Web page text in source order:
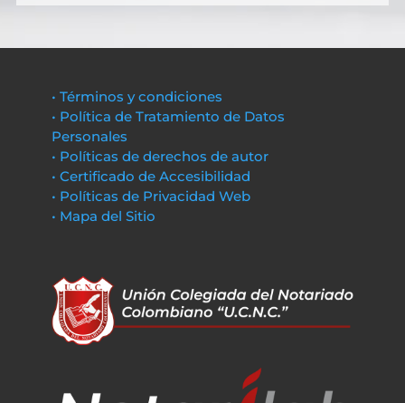
• Términos y condiciones
• Política de Tratamiento de Datos
Personales
• Políticas de derechos de autor
• Certificado de Accesibilidad
• Políticas de Privacidad Web
• Mapa del Sitio